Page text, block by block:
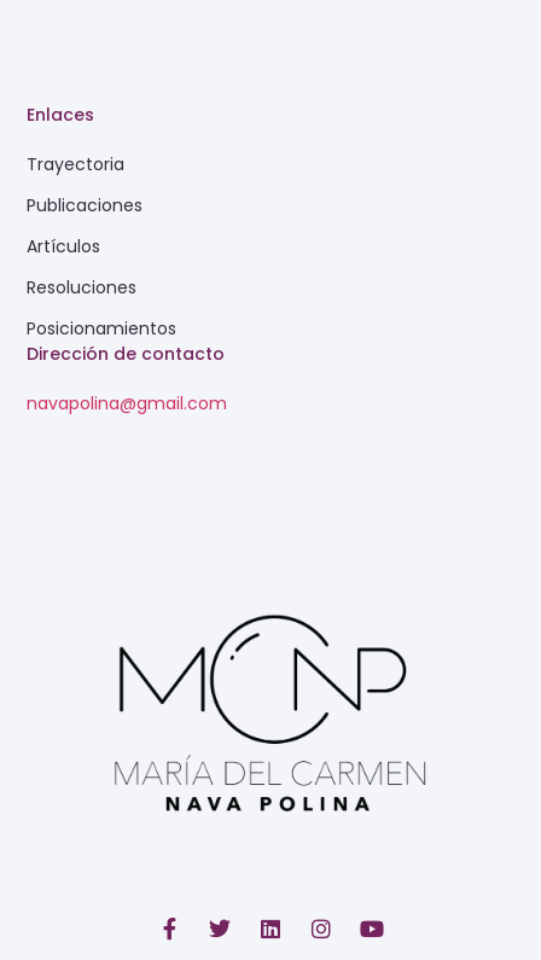
Dirección de contacto
navapolina@gmail.com
Enlaces
Trayectoria
Publicaciones
Artículos
Resoluciones
Posicionamientos